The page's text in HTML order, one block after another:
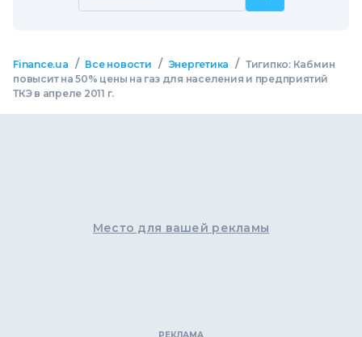
Finance.ua / Все новости / Энергетика / Тигипко: Кабмин
повысит на 50% цены на газ для населения и предприятий
ТКЭ в апреле 2011 г.
Место для вашей рекламы